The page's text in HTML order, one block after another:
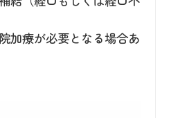
加療が必要となる場合あ